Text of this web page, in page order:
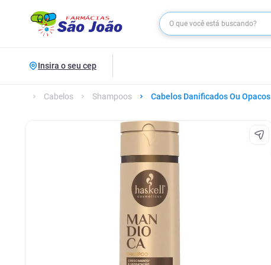
Insira o seu cep
Cabelos Shampoos Cabelos Danificados Ou Opacos